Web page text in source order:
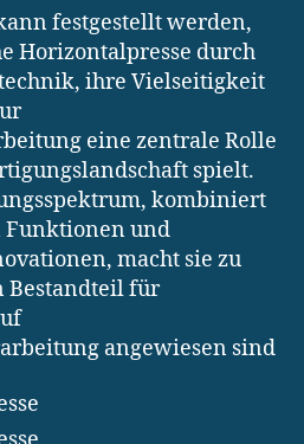
festgestellt werden,
Horizontalpresse durch
ihre Vielseitigkeit
eine zentrale Rolle
spielt.
kombiniert
und
macht sie zu
Bestandteil für
angewiesen sind